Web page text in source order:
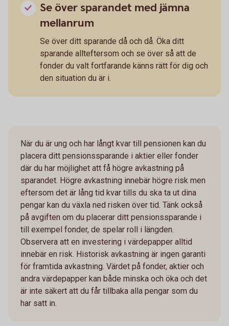
Se över sparandet med jämna
mellanrum
Se över ditt sparande då och då. Öka ditt
sparande allteftersom och se över så att de
fonder du valt fortfarande känns rätt för dig och
den situation du är i.
När du är ung och har långt kvar till pensionen kan du
placera ditt pensionssparande i aktier eller fonder
där du har möjlighet att få högre avkastning på
sparandet. Högre avkastning innebär högre risk men
eftersom det är lång tid kvar tills du ska ta ut dina
pengar kan du växla ned risken över tid. Tänk också
på avgiften om du placerar ditt pensionssparande i
till exempel fonder, de spelar roll i längden.
Observera att en investering i värdepapper alltid
innebär en risk. Historisk avkastning är ingen garanti
för framtida avkastning. Värdet på fonder, aktier och
andra värdepapper kan både minska och öka och det
är inte säkert att du får tillbaka alla pengar som du
har satt in.